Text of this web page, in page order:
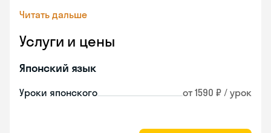
Читать дальше
Услуги и цены
Японский язык
Уроки японского от 1590 ₽ / урок